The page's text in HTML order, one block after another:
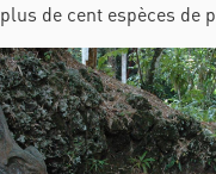
de cent espèces de